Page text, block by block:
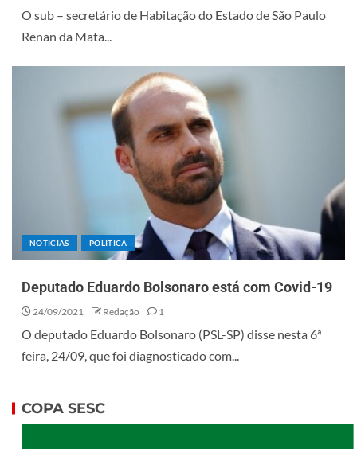
O sub – secretário de Habitação do Estado de São Paulo
Renan da Mata...
NOTÍCIAS POLÍTICA
Deputado Eduardo Bolsonaro está com Covid-19
24/09/2021 Redação 1
O deputado Eduardo Bolsonaro (PSL-SP) disse nesta 6ª
feira, 24/09, que foi diagnosticado com...
COPA SESC